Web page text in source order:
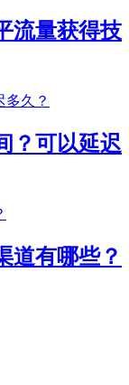
流量获得技
？可以延迟
道有哪些？